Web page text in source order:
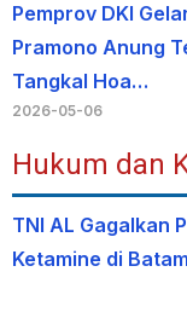
Pemprov DKI
Pramono Anung
Tangkal Hoa…
2026-05-06
Hukum dan
TNI AL Gagalkan
Ketamine di Batam